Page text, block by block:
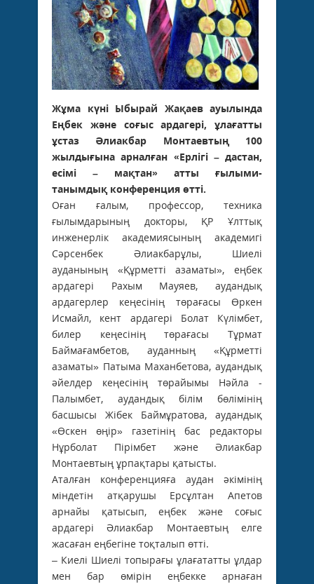
Жұма күні Ыбырай Жақаев ауылында
Еңбек және соғыс ардагері, ұлағатты
ұстаз Әлиакбар Монтаевтың 100
жылдығына арналған «Ерлігі – дас­тан,
есімі – мақтан» атты ғылыми-
танымдық конференция өтті.
Оған ғалым, профессор, техника
ғылымдарының докторы, ҚР Ұлттық
инженерлік академиясының академигі
Сәрсенбек Әлиакбарұлы, Шиелі
ауданының «Құрметті азаматы», еңбек
ардагері Рахым ­Мауяев, аудандық
ардагерлер кеңесінің төрағасы Өркен
Исмайл, кент ардагері Болат Күлімбет,
билер кеңесінің төрағасы Тұрмат
Баймағамбетов, ауданның «Құрметті
азаматы» ­Патыма Маханбетова, аудандық
әйелдер кеңесінің төрайымы Нәйла ­
Палымбет, аудандық білім бөлімінің
басшысы Жібек Баймұратова, аудандық
«Өскен өңір» газетінің бас редакторы
Нұрболат Пірімбет және Әлиакбар
Монтаевтың ұрпақтары қатысты.
Аталған конференцияға аудан әкімінің
міндетін атқарушы Ерсұлтан Апетов
арнайы қатысып, еңбек және соғыс
ардагері Әлиакбар Монтаевтың елге
жасаған еңбегіне тоқталып өтті.
– Киелі Шиелі топырағы ұлағататты ұлдар
мен бар өмірін еңбекке арнаған